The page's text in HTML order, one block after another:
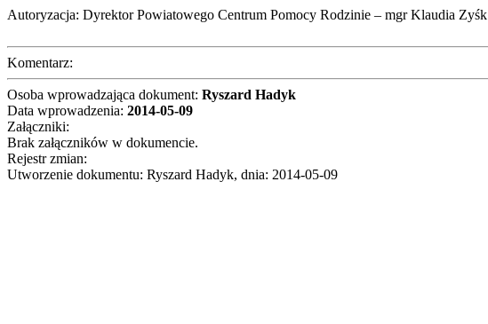
Autoryzacja: Dyrektor Powiatowego Centrum Pomocy Rodzinie – mgr Klaudia Zyśk
Komentarz:
Osoba wprowadzająca dokument: Ryszard Hadyk
Data wprowadzenia: 2014-05-09
Załączniki:
Brak załączników w dokumencie.
Rejestr zmian:
Utworzenie dokumentu: Ryszard Hadyk, dnia: 2014-05-09